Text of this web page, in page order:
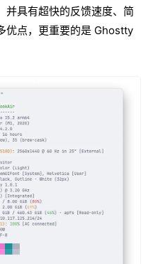
并具有超快的反馈速度、简
优点，更重要的是 Ghostty